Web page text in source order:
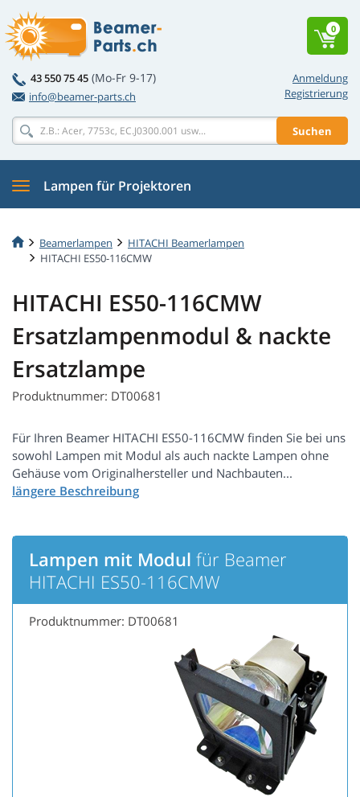
Anmeldung
Registrierung
43 550 75 45 (Mo-Fr 9-17)
info@beamer-parts.ch
Suchen
0
Lampen für Projektoren
Beamerlampen
HITACHI Beamerlampen
HITACHI ES50-116CMW
HITACHI ES50-116CMW
Ersatzlampenmodul & nackte
Ersatzlampe
Produktnummer: DT00681
Für Ihren Beamer HITACHI ES50-116CMW finden Sie bei uns
sowohl Lampen mit Modul als auch nackte Lampen ohne
Gehäuse vom Originalhersteller und Nachbauten...
Lampen mit Modul für Beamer
HITACHI ES50-116CMW
Produktnummer: DT00681